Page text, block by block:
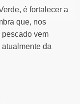
é fortalecer a
que, nos
vem
da